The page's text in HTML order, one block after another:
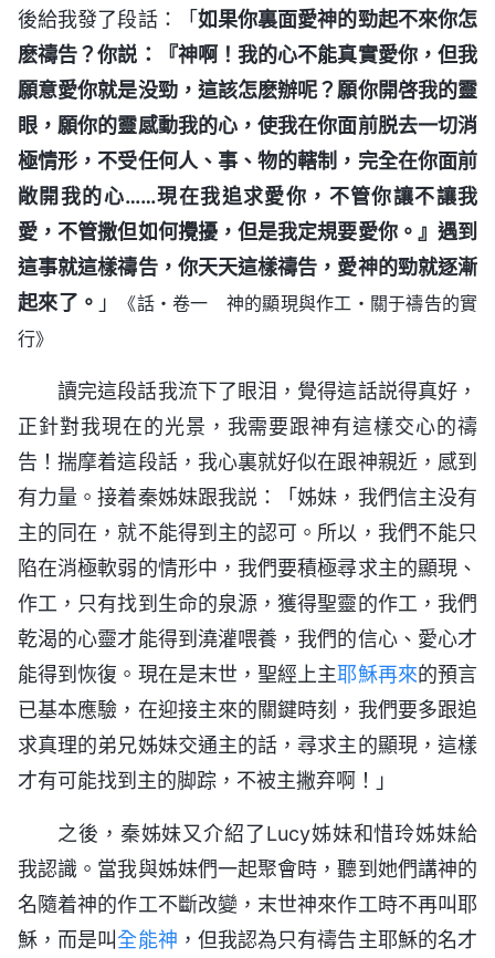
後給我發了段話：「如果你裏面愛神的勁起不來你怎
麽禱告？你説：『神啊！我的心不能真實愛你，但我
願意愛你就是没勁，這該怎麽辦呢？願你開啓我的靈
眼，願你的靈感動我的心，使我在你面前脱去一切消
極情形，不受任何人、事、物的轄制，完全在你面前
敞開我的心……現在我追求愛你，不管你讓不讓我
愛，不管撒但如何攪擾，但是我定規要愛你。』遇到
這事就這樣禱告，你天天這樣禱告，愛神的勁就逐漸
起來了。 」
《話・卷一 神的顯現與作工・關于禱告的實
行》
讀完這段話我流下了眼泪，覺得這話説得真好，
正針對我現在的光景，我需要跟神有這樣交心的禱
告！揣摩着這段話，我心裏就好似在跟神親近，感到
有力量。接着秦姊妹跟我説：「姊妹，我們信主没有
主的同在，就不能得到主的認可。所以，我們不能只
陷在消極軟弱的情形中，我們要積極尋求主的顯現、
作工，只有找到生命的泉源，獲得聖靈的作工，我們
乾渴的心靈才能得到澆灌喂養，我們的信心、愛心才
能得到恢復。現在是末世，聖經上主耶穌再來的預言
已基本應驗，在迎接主來的關鍵時刻，我們要多跟追
求真理的弟兄姊妹交通主的話，尋求主的顯現，這樣
才有可能找到主的脚踪，不被主撇弃啊！」
之後，秦姊妹又介紹了Lucy姊妹和惜玲姊妹給
我認識。當我與姊妹們一起聚會時，聽到她們講神的
名隨着神的作工不斷改變，末世神來作工時不再叫耶
穌，而是叫全能神 ，但我認為只有禱告主耶穌的名才